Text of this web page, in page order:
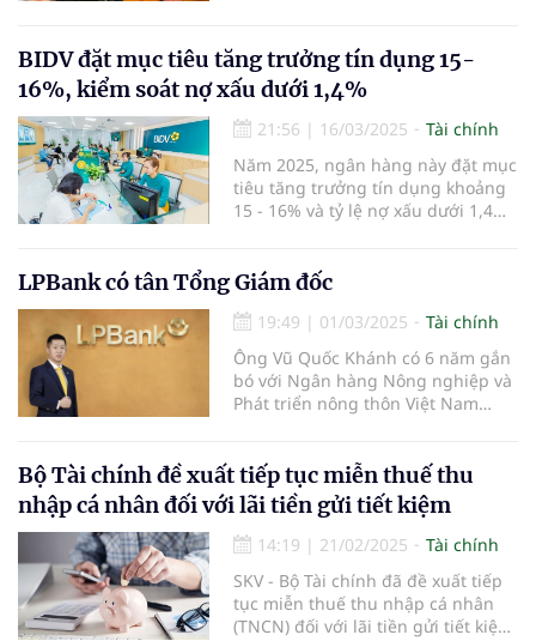
thành viên HĐQT Ngân hàng TMCP
Eximbank nhấn mạnh.
BIDV đặt mục tiêu tăng trưởng tín dụng 15-
16%, kiểm soát nợ xấu dưới 1,4%
21:56 | 16/03/2025
Tài chính
Năm 2025, ngân hàng này đặt mục
tiêu tăng trưởng tín dụng khoảng
15 - 16% và tỷ lệ nợ xấu dưới 1,4%.
cổ phiếu từ nguồn ợi nhuận sau
2023.
LPBank có tân Tổng Giám đốc
19:49 | 01/03/2025
Tài chính
Ông Vũ Quốc Khánh có 6 năm gắn
bó với Ngân hàng Nông nghiệp và
Phát triển nông thôn Việt Nam
Bộ Tài chính đề xuất tiếp tục miễn thuế thu
nhập cá nhân đối với lãi tiền gửi tiết kiệm
14:19 | 21/02/2025
Tài chính
SKV - Bộ Tài chính đã đề xuất tiếp
tục miễn thuế thu nhập cá nhân
(TNCN) đối với lãi tiền gửi tiết kiệm,